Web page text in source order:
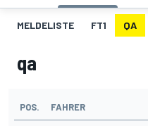
MELDELISTE FT1 QA
qa
POS. FAHRER